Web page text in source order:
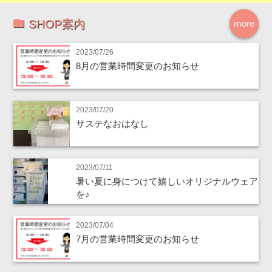
more
SHOP案内
2023/07/26
8月の営業時間変更のお知らせ
2023/07/20
サステなおはなし
2023/07/11
暑い夏に身につけて嬉しいオリジナルウェア
を♪
2023/07/04
7月の営業時間変更のお知らせ